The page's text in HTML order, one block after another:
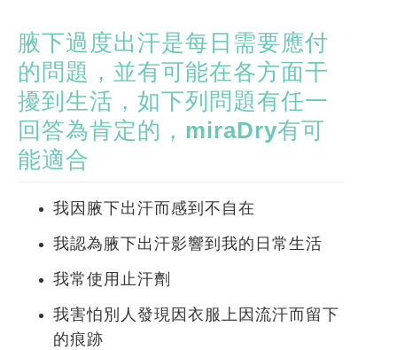
腋下過度出汗是每日需要應付
的問題，並有可能在各方面干
擾到生活，如下列問題有任一
回答為肯定的，miraDry有可
能適合
我因腋下出汗而感到不自在
我認為腋下出汗影響到我的日常生活
我常使用止汗劑
我害怕別人發現因衣服上因流汗而留下
的痕跡